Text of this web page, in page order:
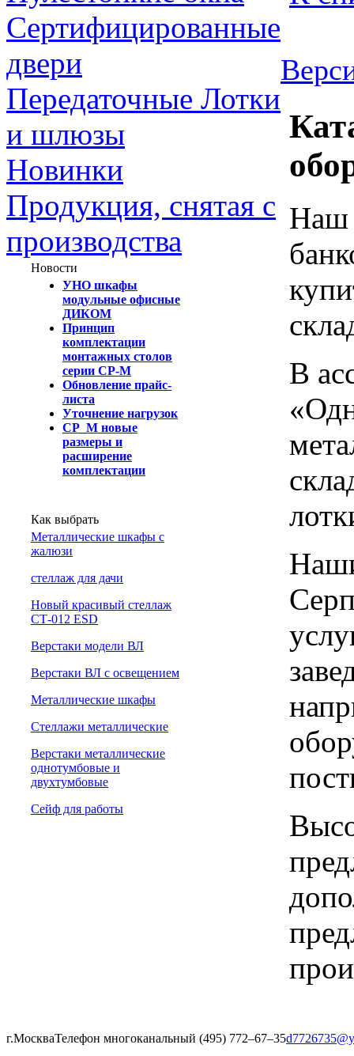
Сертифицированные
двери
Передаточные Лотки
и шлюзы
Новинки
Продукция, снятая с
производства
Новости
УНО шкафы
модульные офисные
ДИКОМ
Принцип
комплектации
монтажных столов
серии СР-М
Обновление прайс-
листа
Уточнение нагрузок
СР_М новые
размеры и
расширение
комплектации
Как выбрать
Металлические шкафы с
жалюзи
cтеллаж для дачи
Новый красивый стеллаж
СТ-012 ESD
Верстаки модели ВЛ
Верстаки ВЛ с освещением
Металлические шкафы
Стеллажи металлические
Верстаки металлические
однотумбовые и
двухтумбовые
Сейф для работы
Наш
В
г.МоскваТелефон многоканальный (495) 772‒67‒35